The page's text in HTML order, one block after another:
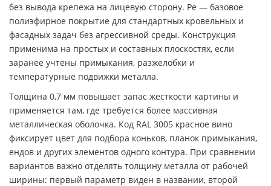
без вывода крепежа на лицевую сторону. Pe — базовое
полиэфирное покрытие для стандартных кровельных и
фасадных задач без агрессивной среды. Конструкция
применима на простых и составных плоскостях, если
заранее учтены примыкания, разжелобки и
температурные подвижки металла.
Толщина 0,7 мм повышает запас жесткости картины и
применяется там, где требуется более массивная
металлическая оболочка. Код RAL 3005 красное вино
фиксирует цвет для подбора коньков, планок примыкания,
ендов и других элементов одного контура. При сравнении
вариантов важно отделять толщину металла от рабочей
ширины: первый параметр виден в названии, второй